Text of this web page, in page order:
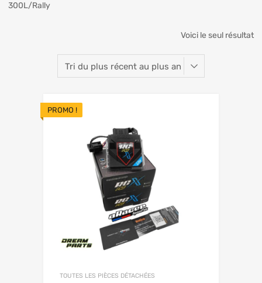
300L/Rally
Voici le seul résultat
PROMO !
TOUTES LES PIÈCES DÉTACHÉES